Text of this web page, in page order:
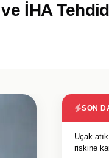
İHA
SON
Uçak
riskine